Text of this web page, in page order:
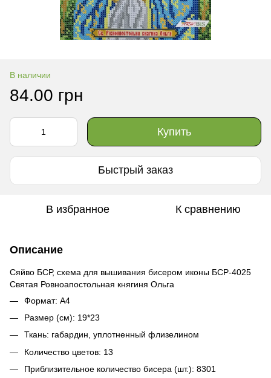
В наличии
84.00 грн
Купить
Быстрый заказ
В избранное К сравнению
Описание
Сяйво БСР, схема для вышивания бисером иконы БСР-4025
Святая Ровноапостольная княгиня Ольга
Формат: А4
Размер (см): 19*23
Ткань: габардин, уплотненный флизелином
Количество цветов: 13
Приблизительное количество бисера (шт.): 8301